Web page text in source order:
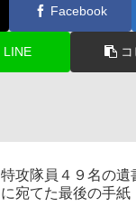
Facebook
LINE
特攻隊員４９名の遺
に宛てた最後の手紙